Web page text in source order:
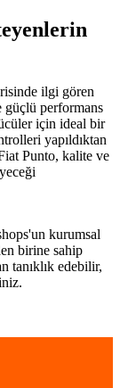
ilgi gören
güçlü performans
için ideal bir
yapıldıktan
Punto, kalite ve
kurumsal
birine sahip
tanıklık edebilir,